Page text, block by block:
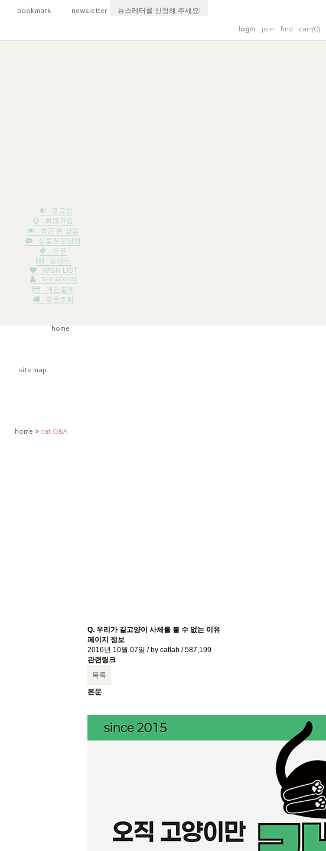
bookmark newsletter 뉴스레터를 신청해 주세요!
login join find cart(0)
로그인
회원가입
최근 본 상품
상품질문답변
쿠폰
포인트
WISH LIST
마이페이지
개인결제
주문조회
home
site map
home > cat Q&A
Q. 우리가 길고양이 사체를 볼 수 없는 이유
페이지 정보
2016년 10월 07일 / by catlab/587,199
관련링크
목록
본문